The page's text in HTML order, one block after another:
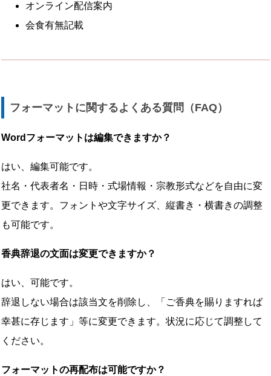
オンライン配信案内
会食有無記載
フォーマットに関するよくある質問（FAQ）
Wordフォーマットは編集できますか？
はい、編集可能です。
社名・代表者名・日時・式場情報・宗教形式などを自由に変
更できます。フォントや文字サイズ、縦書き・横書きの調整
も可能です。
香典辞退の文面は変更できますか？
はい、可能です。
辞退しない場合は該当文を削除し、「ご香典を賜りますれば
幸甚に存じます」等に変更できます。状況に応じて調整して
ください。
フォーマットの再配布は可能ですか？